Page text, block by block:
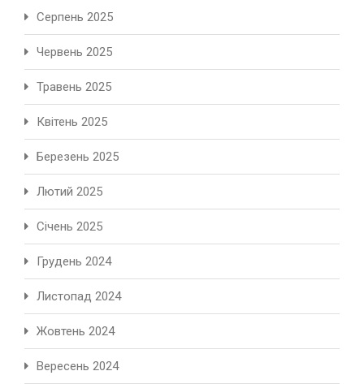
Серпень 2025
Червень 2025
Травень 2025
Квітень 2025
Березень 2025
Лютий 2025
Січень 2025
Грудень 2024
Листопад 2024
Жовтень 2024
Вересень 2024